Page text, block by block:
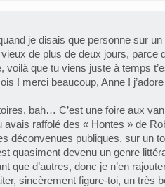
je disais que personne sur un
de plus de deux jours, parce
voilà que tu viens juste à temps
! merci beaucoup, Anne !
bah… C’est une foire aux
avais raffolé des « Hontes » de
déconvenues publiques, sur un
quasiment devenu un genre
que d’autres, donc je n’en
sincèrement figure-toi, un très